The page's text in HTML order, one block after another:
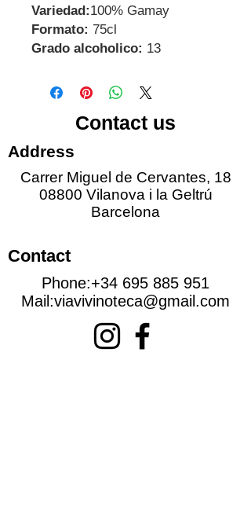
Variedad:100% Gamay
Formato: 75cl
Grado alcoholico: 13
Contact us
Address
Carrer Miguel de Cervantes, 18
08800 Vilanova i la Geltrú
Barcelona
Contact
Phone:+34 695 885 951
Mail:viavivinoteca@gmail.com